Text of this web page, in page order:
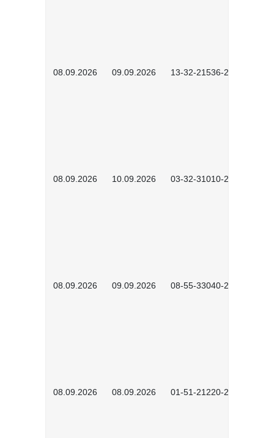
08.09.2026 09.09.2026 13-32-21536-2601
08.09.2026 10.09.2026 03-32-31010-2606
08.09.2026 09.09.2026 08-55-33040-2602
08.09.2026 08.09.2026 01-51-21220-2601